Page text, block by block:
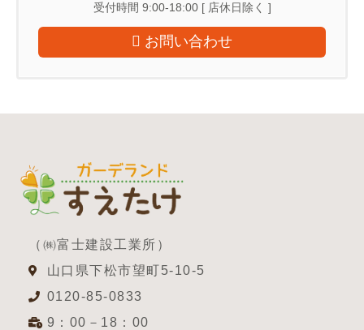
受付時間 9:00-18:00 [ 店休日除く ]
お問い合わせ
（㈱富士建設工業所）
山口県下松市望町5-10-5
0120-85-0833
9：00－18：00